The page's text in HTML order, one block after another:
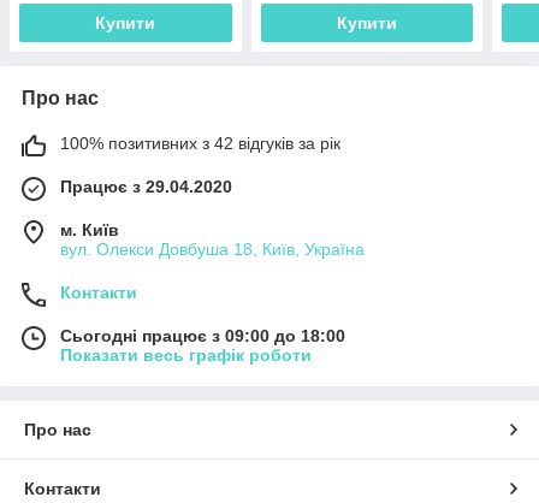
Купити Купити
Про нас
100% позитивних з 42 відгуків за рік
Працює з 29.04.2020
м. Київ
вул. Олекси Довбуша 18, Київ, Україна
Контакти
Сьогодні працює з 09:00 до 18:00
Показати весь графік роботи
Про нас
Контакти